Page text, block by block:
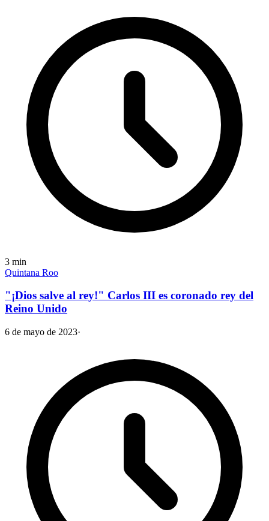
3 min
Quintana Roo
"¡Dios salve al rey!" Carlos III es coronado rey del
Reino Unido
6 de mayo de 2023·